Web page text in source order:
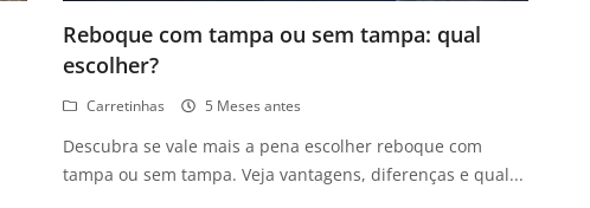
Reboque com tampa ou sem tampa: qual
escolher?
Carretinhas 5 Meses antes
Descubra se vale mais a pena escolher reboque com
tampa ou sem tampa. Veja vantagens, diferenças e qual...